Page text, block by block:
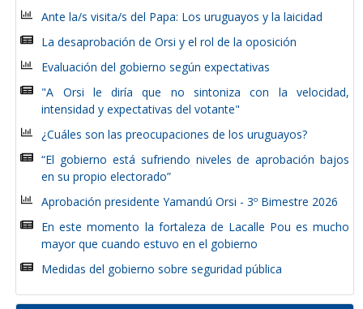
Ante la/s visita/s del Papa: Los uruguayos y la laicidad
La desaprobación de Orsi y el rol de la oposición
Evaluación del gobierno según expectativas
"A Orsi le diría que no sintoniza con la velocidad,
intensidad y expectativas del votante"
¿Cuáles son las preocupaciones de los uruguayos?
“El gobierno está sufriendo niveles de aprobación bajos
en su propio electorado”
Aprobación presidente Yamandú Orsi - 3º Bimestre 2026
En este momento la fortaleza de Lacalle Pou es mucho
mayor que cuando estuvo en el gobierno
Medidas del gobierno sobre seguridad pública